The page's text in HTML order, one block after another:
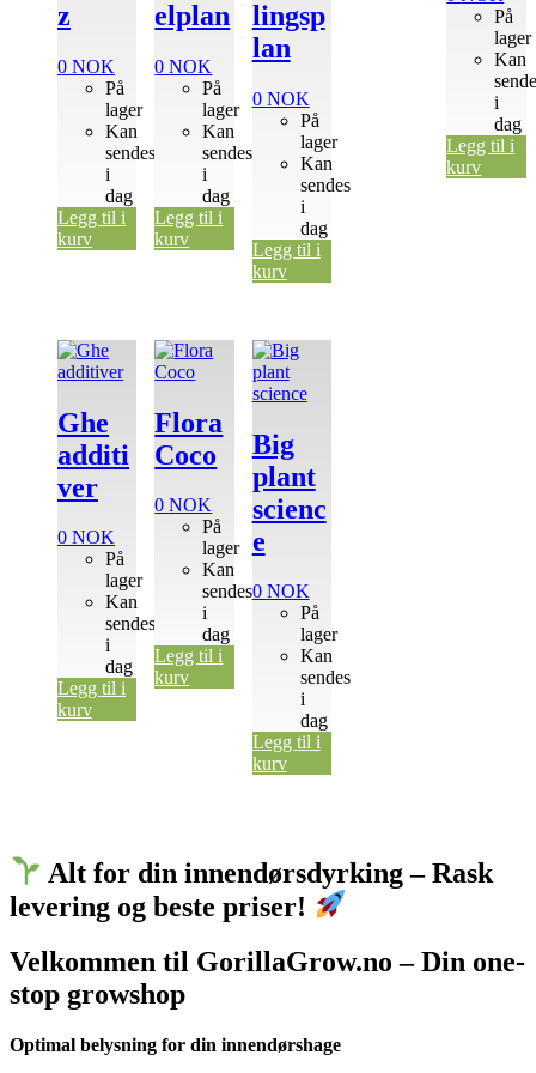
z
0 NOK
På
lager
Kan
sendes
i
dag
Legg til i
kurv
elplan
0NOK
På
lager
Kan
sendes
i
dag
Legg til i
kurv
lingsp
lan
0 NOK
På
lager
Kan
sendes
i
dag
Legg til i
kurv
På
lager
Kan
i
dag
Legg til i
kurv
Ghe
additi
ver
0 NOK
På
lager
Kan
sendes
i
dag
Legg til i
kurv
Flora
Coco
0NOK
På
lager
Kan
sendes
i
dag
Legg til i
kurv
Big
plant
scienc
e
0 NOK
På
lager
Kan
sendes
i
dag
Legg til i
kurv
Alt for din innendørsdyrking – Rask
levering og beste priser!
Velkommen til GorillaGrow.no – Din one-
stop growshop
Optimal belysning for din innendørshage